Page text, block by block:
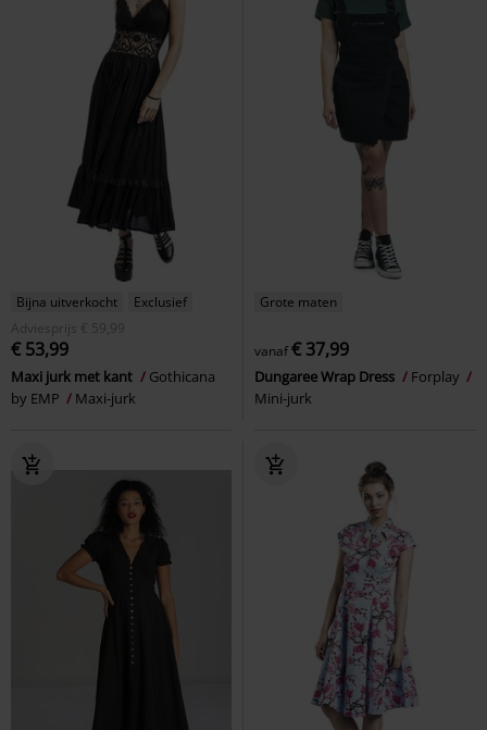
Bijna uitverkocht
Exclusief
Adviesprijs
€ 59,99
€ 53,99
Maxi jurk met kant
Gothicana
by EMP
Maxi-jurk
Grote maten
vanaf€ 37,99
Dungaree Wrap Dress
Forplay
Mini-jurk